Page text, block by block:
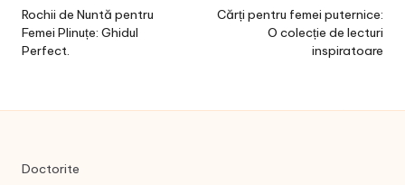
navigation
Rochii de Nuntă pentru
Femei Plinuțe: Ghidul
Perfect.
Cărți pentru femei puternice:
O colecție de lecturi
inspiratoare
Doctorite